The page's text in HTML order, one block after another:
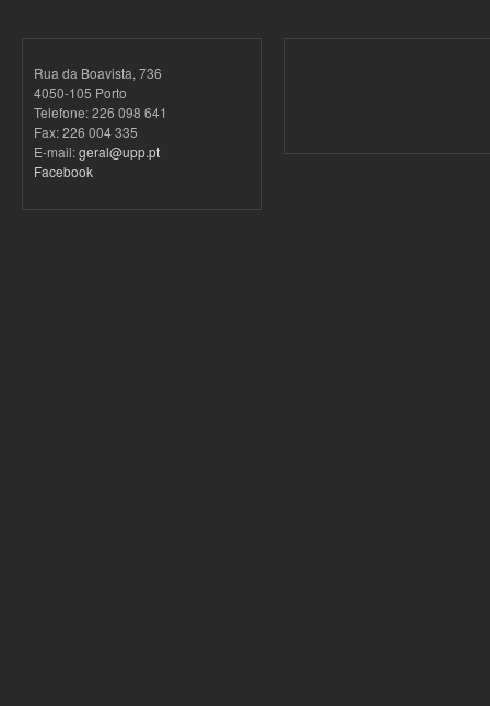
Rua da Boavista, 736
4050-105 Porto
Telefone: 226 098 641
Fax: 226 004 335
E-mail:geral@upp.pt
Facebook